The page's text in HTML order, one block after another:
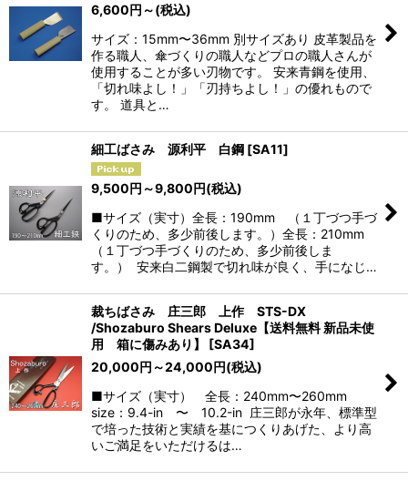
6,600円 ～(税込)
サイズ：15mm〜36mm 別サイズあり 皮革製品を
作る職人、傘づくりの職人などプロの職人さんが
使用することが多い刃物です。 安来青鋼を使用、
「切れ味よし！」「刃持ちよし！」の優れもので
す。 道具と…
細工ばさみ 源利平 白鋼 [SA11]
9,500円 ～9,800円(税込)
■サイズ（実寸）全長：190mm （１丁づつ手づ
くりのため、多少前後します。）全長：210mm
（１丁づつ手づくりのため、多少前後しま
す。） 安来白二鋼製で切れ味が良く、手になじ…
裁ちばさみ 庄三郎 上作 STS-DX
/Shozaburo Shears Deluxe【送料無料 新品未使
用 箱に傷みあり】
[SA34]
20,000円 ～24,000円(税込)
■サイズ（実寸） 全長：240mm〜260mm
size：9.4-in 〜 10.2-in 庄三郎が永年、標準型
で培った技術と実績を基につくりあげた、より高
いご満足をいただけるは…